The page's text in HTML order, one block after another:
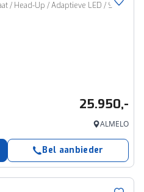
xDrive25e High Executive Automaat / Head-Up / Adaptieve LED / Stoelverwarming / Cruise Control
25.950,-
ALMELO
Bel aanbieder